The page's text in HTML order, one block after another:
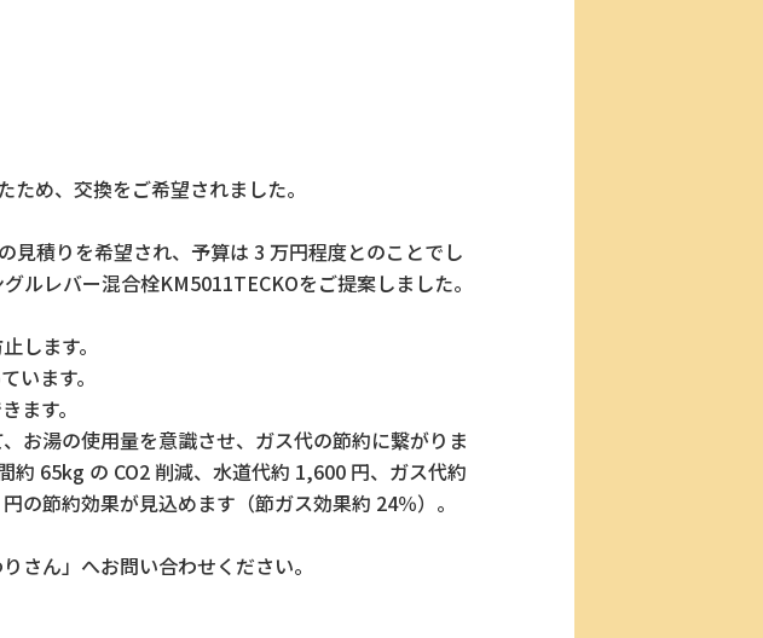
め、交換をご希望されました。
見積りを希望され、予算は 3 万円程度とのことでし
ルレバー混合栓KM5011TECKOをご提案しました。
します。
います。
ます。
お湯の使用量を意識させ、ガス代の節約に繋がりま
約 65kg の CO2 削減、水道代約 1,600 円、ガス代約
節約効果が見込めます（節ガス効果約 24％）。
さん」へお問い合わせください。